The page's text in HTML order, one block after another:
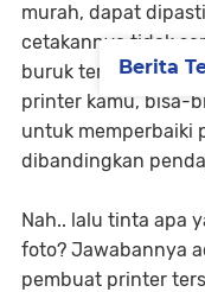
murah, dapat
cetakannya tidak
buruk tersebut juga
printer kamu, bisa-
untuk memperbaiki
dibandingkan
Nah.. lalu tinta apa
foto? Jawabannya
pembuat printer
Berita